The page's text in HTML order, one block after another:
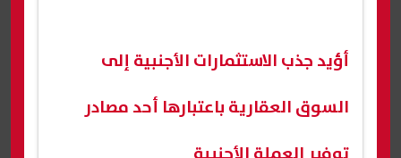
أؤيد جذب الاستثمارات الأجنبية إلى
السوق العقارية باعتبارها أحد مصادر